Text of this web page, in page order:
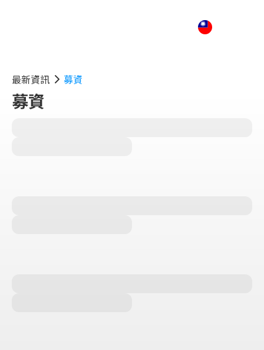
最新資訊 募資
募資